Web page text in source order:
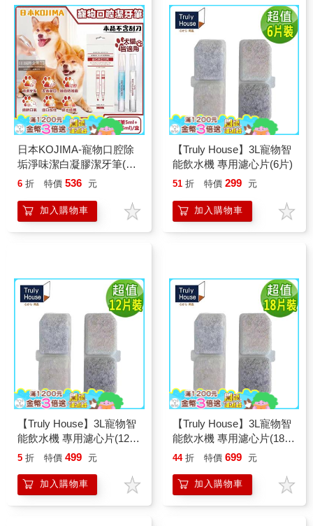
日本KOJIMA-寵物口腔除
垢淨味潔白凝膠潔牙筆(潔
牙筆5ml+SPA筆5ml)/盒(不
口氣酵素牙膏/毛小孩齒縫
清潔/貓狗護齦牙刷)
6 折 特價 536 元
加入購物車
【Truly House】3L寵物智
能飲水機 專用濾心片(6片)
51 折 特價 299 元
加入購物車
【Truly House】3L寵物智
能飲水機 專用濾心片(12
片)
5 折 特價 499 元
加入購物車
【Truly House】3L寵物智
能飲水機 專用濾心片(18
片)
44 折 特價 699 元
加入購物車